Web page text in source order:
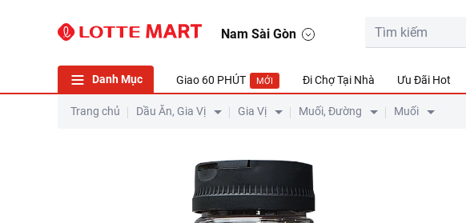
Nam Sài Gòn
Danh Mục Giao 60 PHÚT MỚI Đi Chợ Tại Nhà Ưu Đãi Hot
Trang chủ Dầu Ăn, Gia Vị Gia Vị Muối, Đường Muối